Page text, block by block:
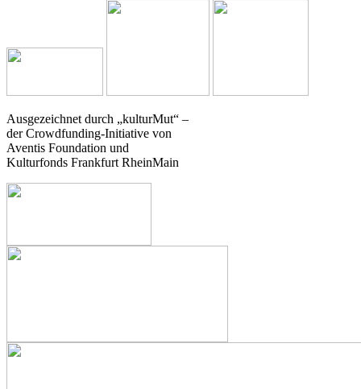
Ausgezeichnet durch „kulturMut“ –
der Crowdfunding-Initiative von
Aventis Foundation und
Kulturfonds Frankfurt RheinMain